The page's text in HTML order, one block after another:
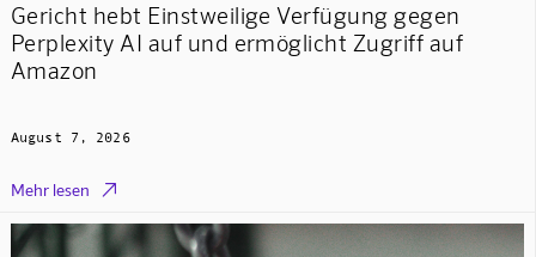
Gericht hebt Einstweilige Verfügung gegen
Perplexity AI auf und ermöglicht Zugriff auf
Amazon
August 7, 2026
Mehr lesen 